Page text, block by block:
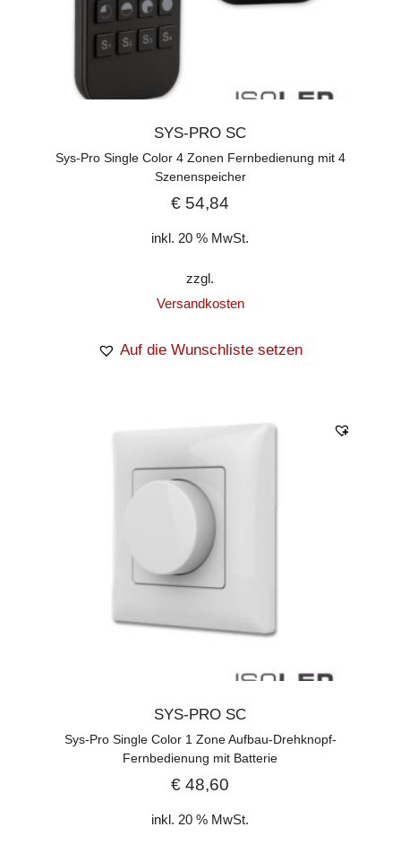
SYS-PRO SC
Sys-Pro Single Color 4 Zonen Fernbedienung mit 4
Szenenspeicher
€ 54,84
inkl. 20 % MwSt.
zzgl.
Versandkosten
Auf die Wunschliste setzen
SYS-PRO SC
Sys-Pro Single Color 1 Zone Aufbau-Drehknopf-
Fernbedienung mit Batterie
€ 48,60
inkl. 20 % MwSt.